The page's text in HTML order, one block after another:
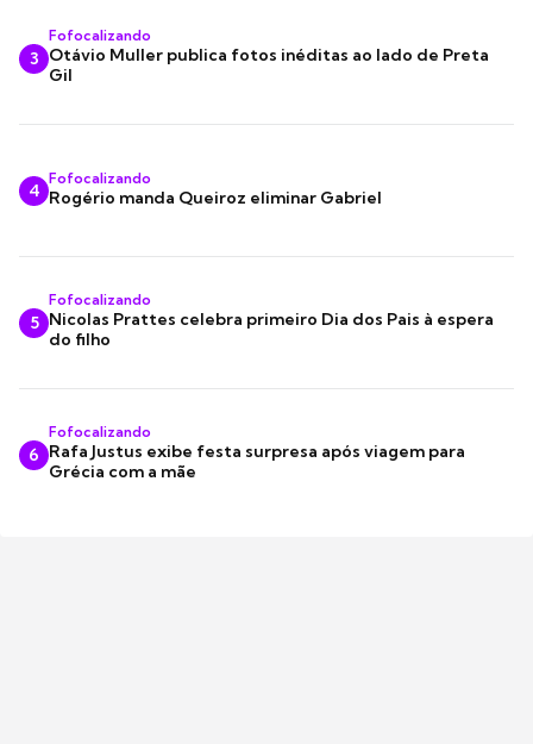
3
Fofocalizando
Otávio Muller publica fotos inéditas ao lado de Preta
Gil
4
Fofocalizando
Rogério manda Queiroz eliminar Gabriel
5
Fofocalizando
Nicolas Prattes celebra primeiro Dia dos Pais à espera
do filho
6
Fofocalizando
Rafa Justus exibe festa surpresa após viagem para
Grécia com a mãe